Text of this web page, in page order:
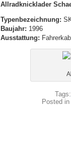
Allradknicklader
Typenbezeichnung:
Baujahr: 1996
Ausstattung:
Tags:
Posted in